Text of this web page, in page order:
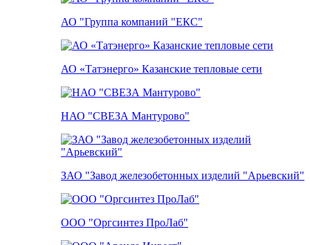
АО "Группа компаний "ЕКС"
АО «Татэнерго» Казанские тепловые сети
НАО "СВЕЗА Мантурово"
ЗАО "Завод железобетонных изделий "Арьевский"
ООО "Оргсинтез ПроЛаб"